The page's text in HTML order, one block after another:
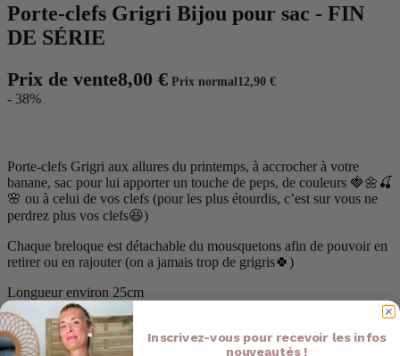
Porte-clefs Grigri Bijou pour sac - FIN
DE SÉRIE
Prix de vente8,00 € Prix normal 12,90 €
- 38%
Porte-clefs Grigri aux allures du printemps, à accrocher à votre
banane, sac pour lui apporter un touche de peps, de couleurs 🍓🌼🍒
🌸 ou à celui de vos clefs (pour les plus étourdis, c’est sur vous ne
perdrez plus vos clefs😆)
Chaque breloque est détachable du mousquetons afin de pouvoir en
retirer ou en rajouter (on a jamais trop de grigris🍀)
Longueur environ 25cm
Inscrivez-vous pour recevoir les infos
nouveautés !